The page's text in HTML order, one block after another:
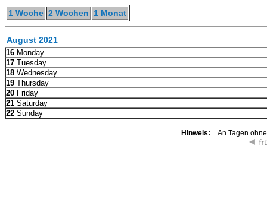
1 Woche 2 Wochen 1 Monat
August 2021
16 Monday
17 Tuesday
18 Wednesday
19 Thursday
20 Friday
21 Saturday
22 Sunday
Hinweis: An Tagen